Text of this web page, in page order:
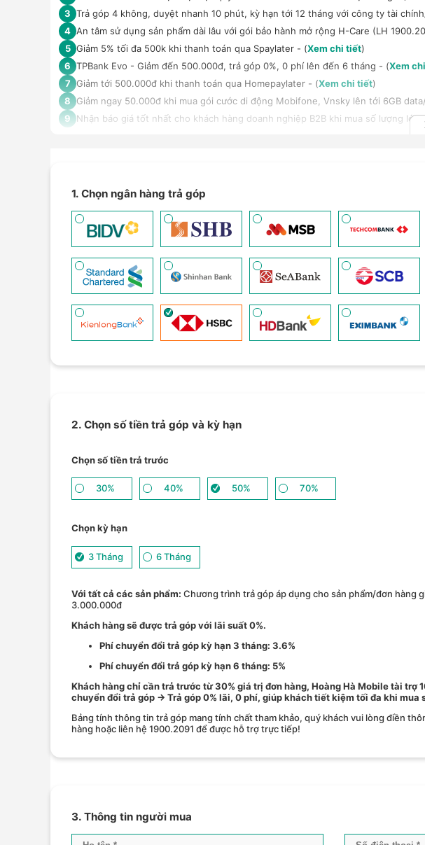
3 Trả góp 4 không, duyệt nhanh 10 phút, kỳ hạn tới 12 tháng với công ty tài
4 An tâm sử dụng sản phẩm dài lâu với gói bảo hành mở rộng H-Care (LH
5 Giảm 5% tối đa 500k khi thanh toán qua Spaylater - (Xem chi tiết)
6 TPBank Evo - Giảm đến 500.000đ, trả góp 0%, 0 phí lên đến 6 tháng - (Xem
7 Giảm tới 500.000đ khi thanh toán qua Homepaylater - (Xem chi tiết)
8
Giảm ngay 50.000đ khi mua gói cước di động Mobifone, Vnsky lên tới 6GB
9
Nhận báo giá tốt nhất cho khách hàng doanh nghiệp B2B khi mua số lượng lớn
1. Chọn ngân hàng trả góp
2. Chọn số tiền trả góp và kỳ hạn
Chọn số tiền trả trước
30% 40% 50% 70%
Chọn kỳ hạn
3 Tháng 6 Tháng
Với tất cả các sản phẩm: Chương trình trả góp áp dụng cho sản phẩm/đơn hàng
3.000.000đ
Khách hàng sẽ được trả góp với lãi suất 0%.
Phí chuyển đổi trả góp kỳ hạn 3 tháng: 3.6%
Phí chuyển đổi trả góp kỳ hạn 6 tháng: 5%
Khách hàng chỉ cần trả trước từ 30% giá trị đơn hàng, Hoàng Hà Mobile tài trợ
chuyển đổi trả góp → Trả góp 0% lãi, 0 phí, giúp khách tiết kiệm tối đa khi mua
Bảng tính thông tin trả góp mang tính chất tham khảo, quý khách vui lòng điền
hàng hoặc liên hệ 1900.2091 để được hỗ trợ trực tiếp!
3. Thông tin người mua